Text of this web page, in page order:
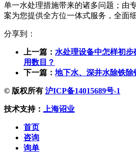
单一水处理措施带来的诸多问题；由
案为您提供全方位一体式服务，全面
分享到：
上一篇： 水处理设备中怎样初
用数目？
下一篇： 地下水、深井水除铁
© 版权所有 沪ICP备14015689号-1
技术支持： 上海诏业
首页
咨询
询单